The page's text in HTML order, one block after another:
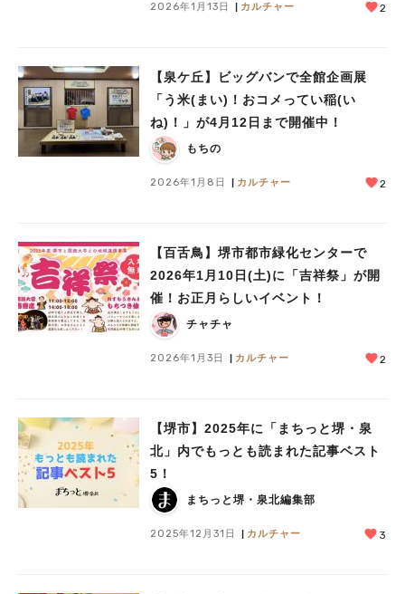
2026年1月13日 カルチャー 2
【泉ケ丘】ビッグバンで全館企画展
「う米(まい)！おコメってい稲(い
ね)！」が4月12日まで開催中！
もちの
2026年1月8日 カルチャー 2
【百舌鳥】堺市都市緑化センターで
2026年1月10日(土)に「吉祥祭」が開
催！お正月らしいイベント！
チャチャ
2026年1月3日 カルチャー 2
【堺市】2025年に「まちっと堺・泉
北」内でもっとも読まれた記事ベスト
5！
まちっと堺・泉北編集部
2025年12月31日 カルチャー 3